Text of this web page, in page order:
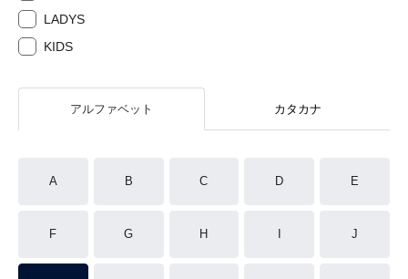
LADYS
KIDS
アルファベット カタカナ
A B C D E
F G H J